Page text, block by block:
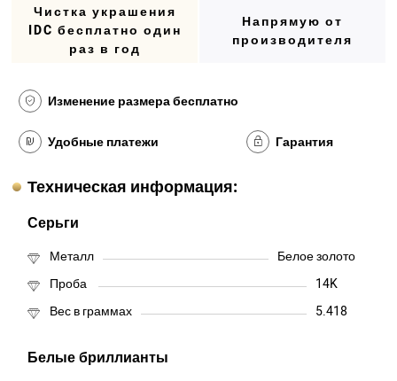
Чистка украшения
IDC бесплатно один
раз в год
Напрямую от
производителя
Изменение размера бесплатно
Удобные платежи Гарантия
Техническая информация:
Серьги
Металл
Белое золото
Проба
14K
Вес в граммах
5.418
Белые бриллианты